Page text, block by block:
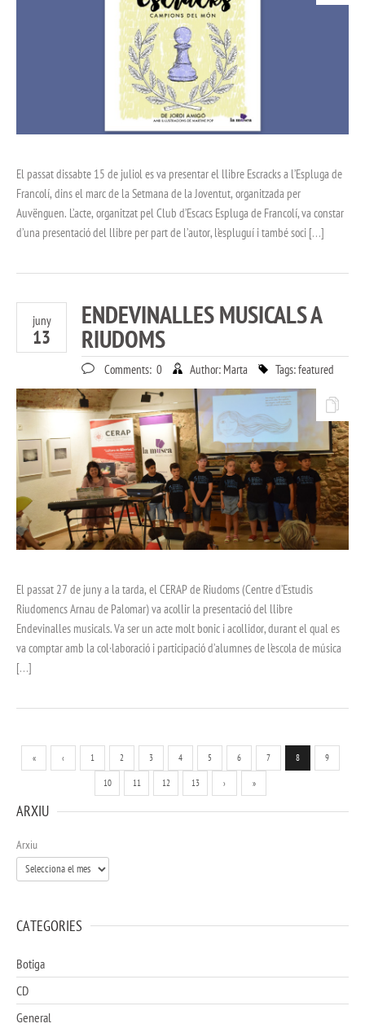
El passat dissabte 15 de juliol es va presentar el llibre Escracks a l’Espluga de
Francolí, dins el marc de la Setmana de la Joventut, organitzada per
Auvënguen. L’acte, organitzat pel Club d’Escacs Espluga de Francolí, va constar
d’una presentació del llibre per part de l’autor, l’espluguí i també soci […]
juny
13
ENDEVINALLES MUSICALS A
RIUDOMS
Comments: 0 Author: Marta Tags:featured
El passat 27 de juny a la tarda, el CERAP de Riudoms (Centre d’Estudis
Riudomencs Arnau de Palomar) va acollir la presentació del llibre
Endevinalles musicals. Va ser un acte molt bonic i acollidor, durant el qual es
va comptar amb la col·laboració i participació d’alumnes de l’escola de música
[…]
« ‹ 1 2 3 4 5 6 7 8 9
10 11 12 13 › »
ARXIU
Arxiu
CATEGORIES
Botiga
CD
General